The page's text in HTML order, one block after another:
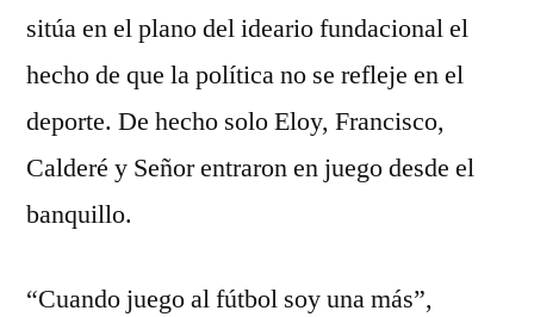
sitúa en el plano del ideario fundacional el
hecho de que la política no se refleje en el
deporte. De hecho solo Eloy, Francisco,
Calderé y Señor entraron en juego desde el
banquillo.
“Cuando juego al fútbol soy una más”,